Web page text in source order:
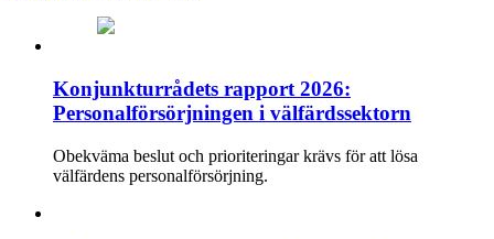
Konjunkturrådets rapport 2026:
Personalförsörjningen i välfärdssektorn
Obekväma beslut och prioriteringar krävs för att lösa
välfärdens personalförsörjning.